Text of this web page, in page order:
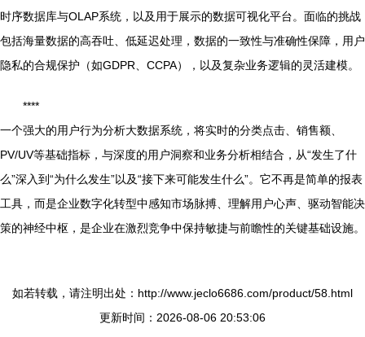
时序数据库与OLAP系统，以及用于展示的数据可视化平台。面临的挑战
包括海量数据的高吞吐、低延迟处理，数据的一致性与准确性保障，用户
隐私的合规保护（如GDPR、CCPA），以及复杂业务逻辑的灵活建模。
****
一个强大的用户行为分析大数据系统，将实时的分类点击、销售额、
PV/UV等基础指标，与深度的用户洞察和业务分析相结合，从“发生了什
么”深入到“为什么发生”以及“接下来可能发生什么”。它不再是简单的报表
工具，而是企业数字化转型中感知市场脉搏、理解用户心声、驱动智能决
策的神经中枢，是企业在激烈竞争中保持敏捷与前瞻性的关键基础设施。
如若转载，请注明出处：http://www.jeclo6686.com/product/58.html
更新时间：2026-08-06 20:53:06